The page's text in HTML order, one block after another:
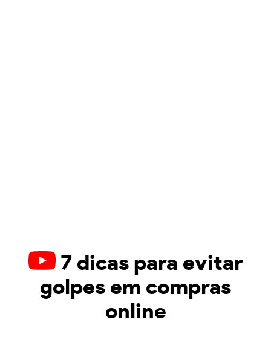
7 dicas para evitar
golpes em compras
online